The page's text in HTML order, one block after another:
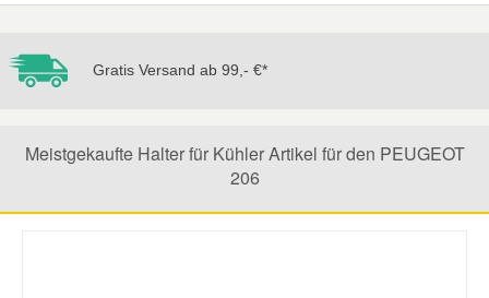
Gratis Versand ab 99,- €*
Meistgekaufte Halter für Kühler Artikel für den PEUGEOT
206
Lancia Ersatzteile
Mazda Ersatzteile
Mercedes Ersatzteile